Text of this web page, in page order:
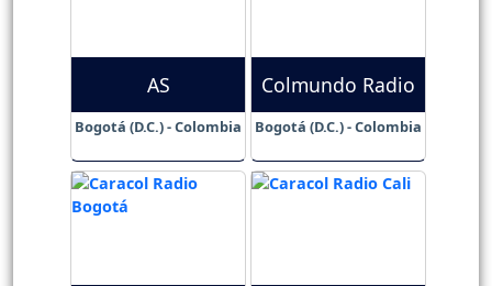
AS
Bogotá (D.C.) - Colombia
Colmundo Radio
Bogotá (D.C.) - Colombia